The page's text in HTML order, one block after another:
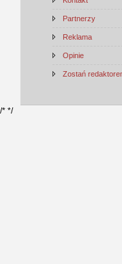
Partnerzy
Reklama
Opinie
Zostań
/* */